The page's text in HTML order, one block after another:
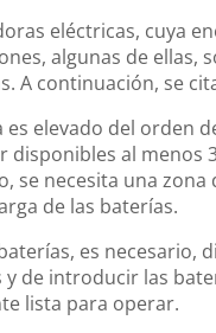
eléctricas, cuya
algunas de ellas,
A continuación, se
es elevado del orden
disponibles al menos
se necesita una
de las baterías.
es necesario,
y de introducir las
lista para operar.